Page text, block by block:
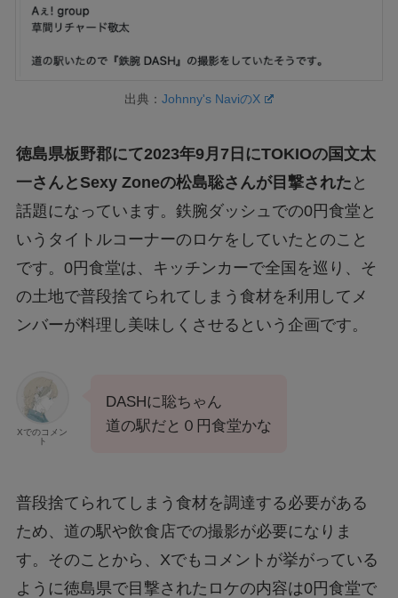
出典：Johnny's NaviのX
徳島県板野郡にて2023年9月7日にTOKIOの国文太
一さんとSexy Zoneの松島聡さんが目撃された と
話題になっています。鉄腕ダッシュでの0円食堂と
いうタイトルコーナーのロケをしていたとのこと
です。0円食堂は、キッチンカーで全国を巡り、そ
の土地で普段捨てられてしまう食材を利用してメ
ンバーが料理し美味しくさせるという企画です。
Xでのコメン
ト
DASHに聡ちゃん
道の駅だと０円食堂かな
普段捨てられてしまう食材を調達する必要がある
ため、道の駅や飲食店での撮影が必要になりま
す。そのことから、Xでもコメントが挙がっている
ように徳島県で目撃されたロケの内容は0円食堂で